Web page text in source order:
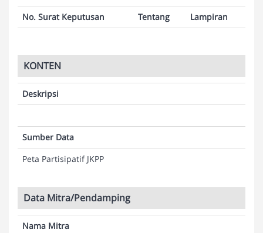
No. Surat Keputusan Tentang Lampiran
KONTEN
Deskripsi
Sumber Data
Peta Partisipatif JKPP
Data Mitra/Pendamping
Nama Mitra